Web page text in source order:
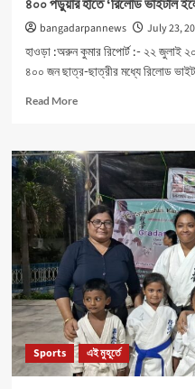
৪০০ পড়ুয়ার হাতে ‘রিলোড ভাইটাল
bangadarpannews July 23,
হাওড়া :অরুন কুমার রিপোর্ট :- ২২ জুলাই
৪০০ জন ছাত্র-ছাত্রীর মধ্যে রিলোড
Read MoreRead
৪০০
পড়ুয়ার
হাতে
‘রিলোড
ভাইটাল
ইলেক্ট্রোলাইটস’
(অরেঞ্জ
জুস)
Sports এই মুহূর্তে